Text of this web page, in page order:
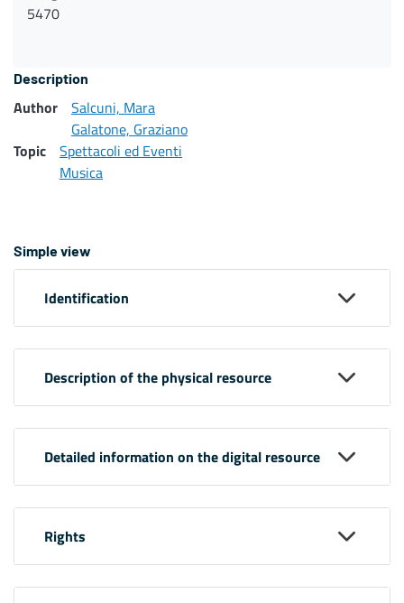
5470
Description
Author
Salcuni, Mara
Galatone, Graziano
Topic
Spettacoli ed Eventi
Musica
Simple view
Identification
Description of the physical resource
Detailed information on the digital resource
Rights